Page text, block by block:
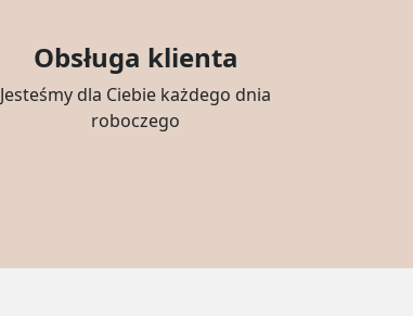
Obsługa klienta
Jesteśmy dla Ciebie każdego dnia
roboczego